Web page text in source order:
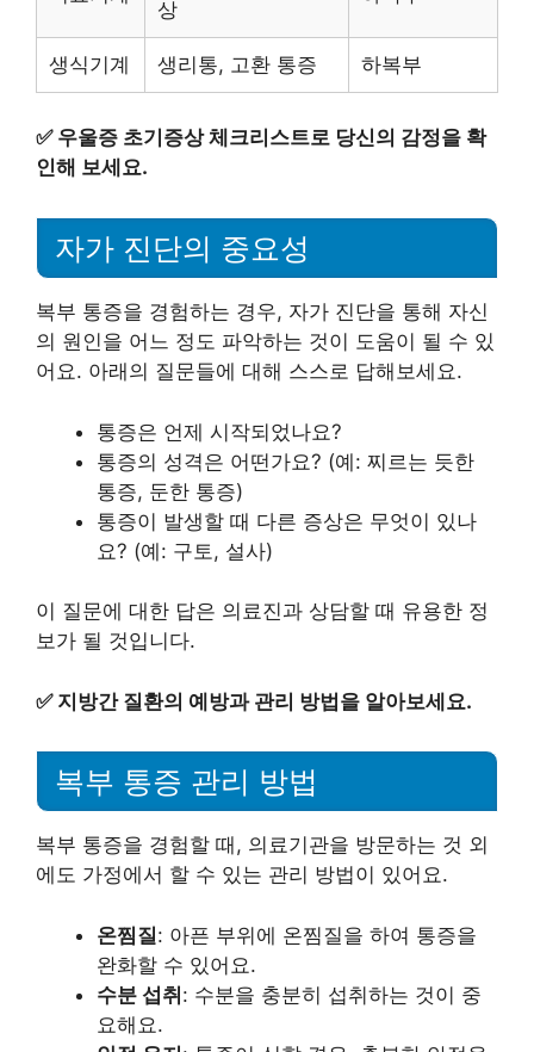
상
생식기계 생리통, 고환 통증 하복부
✅ 우울증 초기증상 체크리스트로 당신의 감정을 확
인해 보세요.
자가 진단의 중요성
복부 통증을 경험하는 경우, 자가 진단을 통해 자신
의 원인을 어느 정도 파악하는 것이 도움이 될 수 있
어요. 아래의 질문들에 대해 스스로 답해보세요.
통증은 언제 시작되었나요?
통증의 성격은 어떤가요? (예: 찌르는 듯한
통증, 둔한 통증)
통증이 발생할 때 다른 증상은 무엇이 있나
요? (예: 구토, 설사)
이 질문에 대한 답은 의료진과 상담할 때 유용한 정
보가 될 것입니다.
✅ 지방간 질환의 예방과 관리 방법을 알아보세요.
복부 통증 관리 방법
복부 통증을 경험할 때, 의료기관을 방문하는 것 외
에도 가정에서 할 수 있는 관리 방법이 있어요.
온찜질: 아픈 부위에 온찜질을 하여 통증을
완화할 수 있어요.
수분 섭취: 수분을 충분히 섭취하는 것이 중
요해요.